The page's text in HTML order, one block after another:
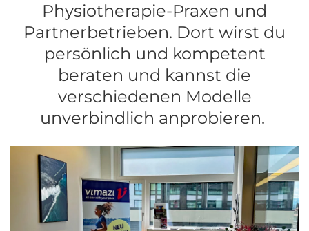
Physiotherapie-Praxen und
Partnerbetrieben. Dort wirst du
persönlich und kompetent
beraten und kannst die
verschiedenen Modelle
unverbindlich anprobieren.